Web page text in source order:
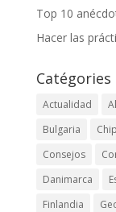
Top 10
Hacer las
Actualidad
Bulgaria
Consejos
Danimarca
Finlandia